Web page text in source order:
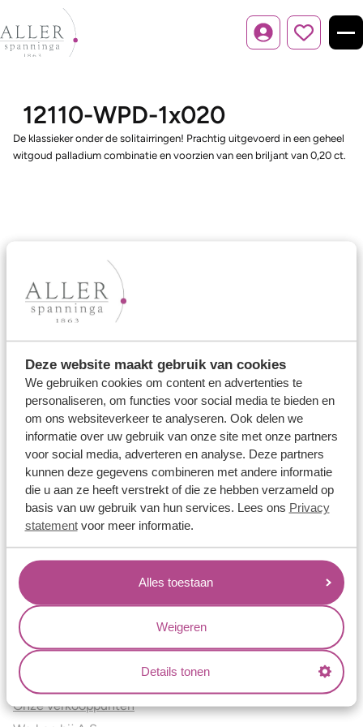
Deze website maakt gebruik van cookies
We gebruiken cookies om content en advertenties te
personaliseren, om functies voor social media te bieden en
om ons websiteverkeer te analyseren. Ook delen we
informatie over uw gebruik van onze site met onze partners
voor social media, adverteren en analyse. Deze partners
kunnen deze gegevens combineren met andere informatie
die u aan ze heeft verstrekt of die ze hebben verzameld op
basis van uw gebruik van hun services. Lees ons Privacy
statementvoor meer informatie.
Alles toestaan
Weigeren
Details tonen
Inloggen
12110-WPD-1x020
De klassieker onder de solitairringen! Prachtig uitgevoerd in een geheel
witgoud palladium combinatie en voorzien van een briljant van 0,20 ct.
Ons aanbod
Trouwringen
Memoireringen
Verlovingsringen
Vriendschapsringen
Over ons
Aller Spanninga
Historie
Certificaten
Blogs
Jouw voordelen
Conflictvrije Materialen
Oneindig veel mogelijkheden
Kwaliteit
Juweliers & Contact
Onze verkooppunten